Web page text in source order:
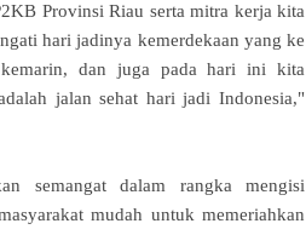
Provinsi Riau serta mitra kerja kita
hari jadinya kemerdekaan yang ke
dan juga pada hari ini kita
jalan sehat hari jadi Indonesia,"
semangat dalam rangka mengisi
mudah untuk memeriahkan